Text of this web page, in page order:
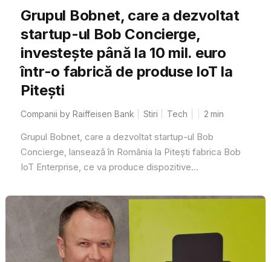
Grupul Bobnet, care a dezvoltat
startup-ul Bob Concierge,
investește până la 10 mil. euro
într-o fabrică de produse IoT la
Pitești
Companii by Raiffeisen Bank Stiri Tech 2 min
Grupul Bobnet, care a dezvoltat startup-ul Bob
Concierge, lansează în România la Pitești fabrica Bob
IoT Enterprise, ce va produce dispozitive...